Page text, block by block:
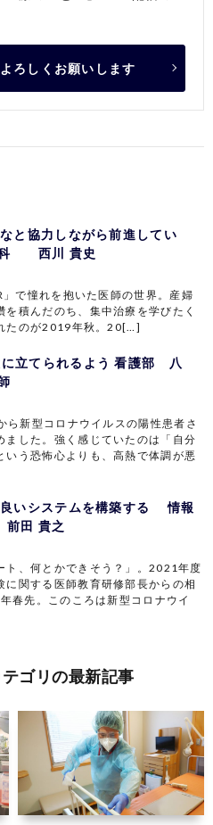
ろしくお願いします
協力しながら前進してい
西川 貴史
」で憧れを抱いた医師の世界。産婦
を積んだのち、集中治療を学びたく
たのが2019年秋。20[…]
立てられるよう 看護部 八
ら新型コロナウイルスの陽性患者さ
ました。強く感じていたのは「自分
いう恐怖心よりも、高熱で体調が悪
いシステムを構築する 情報
田 貴之
ト、何とかできそう？」。2021年度
に関する医師教育研修部長からの相
春先。このころは新型コロナウイ
テゴリの最新記事